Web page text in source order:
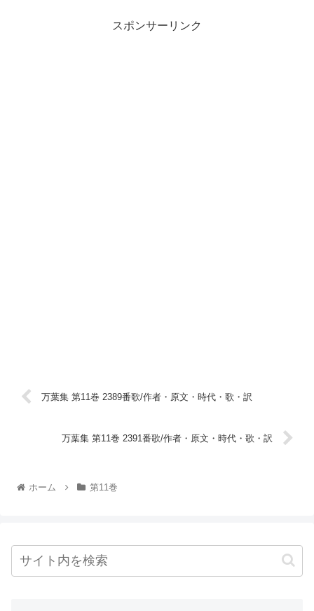
スポンサーリンク
万葉集 第11巻 2389番歌/作者・原文・時代・歌・訳
万葉集 第11巻 2391番歌/作者・原文・時代・歌・訳
ホーム 第11巻